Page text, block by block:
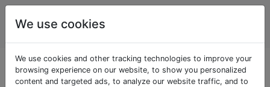
Ingénierie
de réseau
Questions marquées
We use cookies
We use cookies and other tracking technologies to improve your
browsing experience on our website, to show you personalized
content and targeted ads, to analyze our website traffic, and to